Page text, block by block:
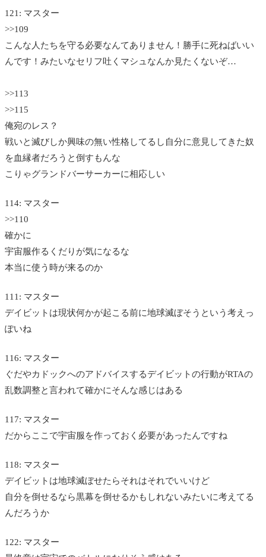
121: マスター
>>109
こんな人たちを守る必要なんてありません！勝手に死ねばいい
んです！みたいなセリフ吐くマシュなんか見たくないぞ…
>>113
>>115
俺宛のレス？
戦いと滅びしか興味の無い性格してるし自分に意見してきた奴
を血縁者だろうと倒すもんな
こりゃグランドバーサーカーに相応しい
114: マスター
>>110
確かに
宇宙服作るくだりが気になるな
本当に使う時が来るのか
111: マスター
デイビットは現状何かが起こる前に地球滅ぼそうという考えっ
ぽいね
116: マスター
ぐだやカドックへのアドバイスするデイビットの行動がRTAの
乱数調整と言われて確かにそんな感じはある
117: マスター
だからここで宇宙服を作っておく必要があったんですね
118: マスター
デイビットは地球滅ぼせたらそれはそれでいいけど
自分を倒せるなら黒幕を倒せるかもしれないみたいに考えてる
んだろうか
122: マスター